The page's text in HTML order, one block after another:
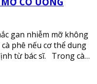
gan nhiễm mỡ không
phê nếu cơ thể dung
từ bác sĩ. Trong cà…